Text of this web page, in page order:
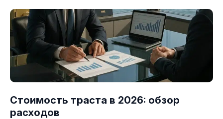
Стоимость траста в 2026: обзор
расходов